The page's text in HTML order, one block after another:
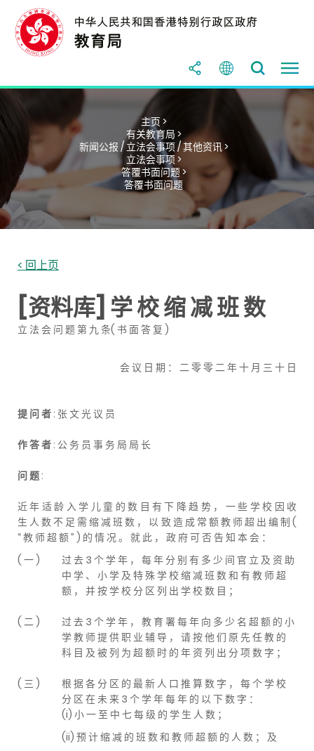
主页 >
有关教育局 >
新闻公报 / 立法会事项 / 其他资讯 >
立法会事项 >
答覆书面问题 >
答覆书面问题
< 回上页
[资料库] 学 校 缩 减 班 数
立 法 会 问 题 第 九 条( 书 面 答 复 )
会 议 日 期 ： 二 零 零 二 年 十 月 三 十 日
提 问 者: 张 文 光 议 员
作 答 者: 公 务 员 事 务 局 局 长
问 题:
近 年 适 龄 入 学 儿 童 的 数 目 有 下 降 趋 势 ， 一 些 学 校 因 收
生 人 数 不 足 需 缩 减 班 数 ， 以 致 造 成 常 额 教 师 超 出 编 制 (
“ 教 师 超 额 ” ) 的 情 况 。 就 此 ， 政 府 可 否 告 知 本 会 ：
( 一 )
过 去 3 个 学 年 ， 每 年 分 别 有 多 少 间 官 立 及 资 助
中 学 、 小 学 及 特 殊 学 校 缩 减 班 数 和 有 教 师 超
额 ， 并 按 学 校 分 区 列 出 学 校 数 目 ；
( 二 )
过 去 3 个 学 年 ， 教 育 署 每 年 向 多 少 名 超 额 的 小
学 教 师 提 供 职 业 辅 导 ， 请 按 他 们 原 先 任 教 的
科 目 及 被 列 为 超 额 时 的 年 资 列 出 分 项 数 字 ；
( 三 )
根 据 各 分 区 的 最 新 人 口 推 算 数 字 ， 每 个 学 校
分 区 在 未 来 3 个 学 年 每 年 的 以 下 数 字 ：
(i) 小 一 至 中 七 每 级 的 学 生 人 数 ；
(ii) 预 计 缩 减 的 班 数 和 教 师 超 额 的 人 数 ； 及